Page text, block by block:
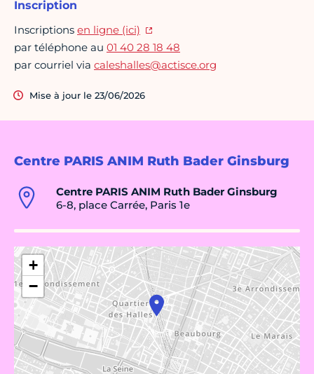
Centre PARIS ANIM Ruth Bader Ginsburg
Centre PARIS ANIM Ruth Bader Ginsburg
6-8, place Carrée, Paris 1e
+
−
Inscription
Inscriptions en ligne (ici)
par téléphone au 01 40 28 18 48
par courriel via caleshalles@actisce.org
Mise à jour le 23/06/2026